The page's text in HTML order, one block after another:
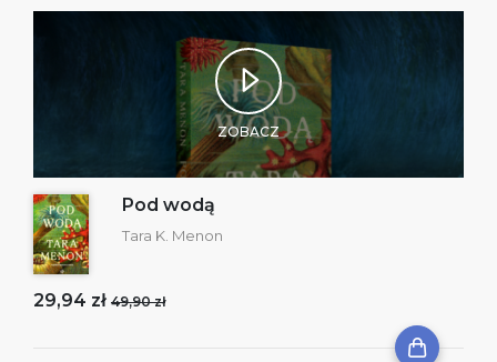
ZOBACZ
Pod wodą
Tara K. Menon
29,94 zł 49,90 zł